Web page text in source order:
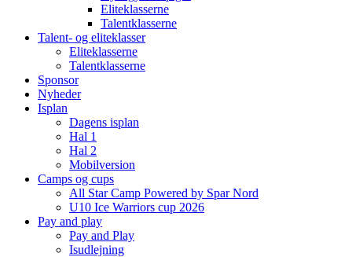
Eliteklasserne
Talentklasserne
Talent- og eliteklasser
Eliteklasserne
Talentklasserne
Sponsor
Nyheder
Isplan
Dagens isplan
Hal 1
Hal 2
Mobilversion
Camps og cups
All Star Camp Powered by Spar Nord
U10 Ice Warriors cup 2026
Pay and play
Pay and Play
Isudlejning